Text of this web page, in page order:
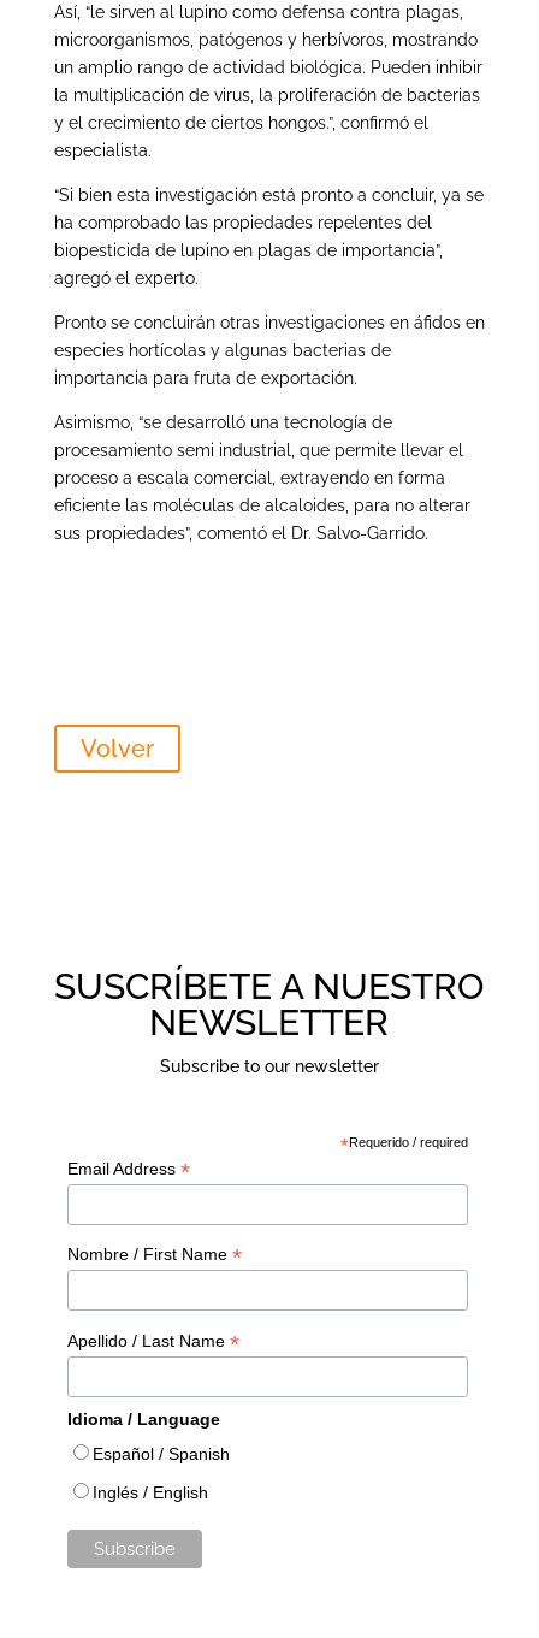
Así, “le sirven al lupino como defensa contra plagas,
microorganismos, patógenos y herbívoros, mostrando
un amplio rango de actividad biológica. Pueden inhibir
la multiplicación de virus, la proliferación de bacterias
y el crecimiento de ciertos hongos.”, confirmó el
especialista.
“Si bien esta investigación está pronto a concluir, ya se
ha comprobado las propiedades repelentes del
biopesticida de lupino en plagas de importancia”,
agregó el experto.
Pronto se concluirán otras investigaciones en áfidos en
especies hortícolas y algunas bacterias de
importancia para fruta de exportación.
Asimismo, “se desarrolló una tecnología de
procesamiento semi industrial, que permite llevar el
proceso a escala comercial, extrayendo en forma
eficiente las moléculas de alcaloides, para no alterar
sus propiedades”, comentó el Dr. Salvo-Garrido.
Volver
SUSCRÍBETE A NUESTRO
NEWSLETTER
Subscribe to our newsletter
*Requerido / required
Email Address *
Nombre / First Name *
Apellido / Last Name *
Idioma / Language
Español / Spanish
Inglés / English